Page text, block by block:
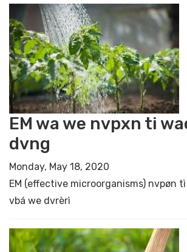
EM wa we nvpxn ti
dvng
Monday, May 18, 2020
EM (effective microorganisms) nvpøn
vbá we dvrèrì